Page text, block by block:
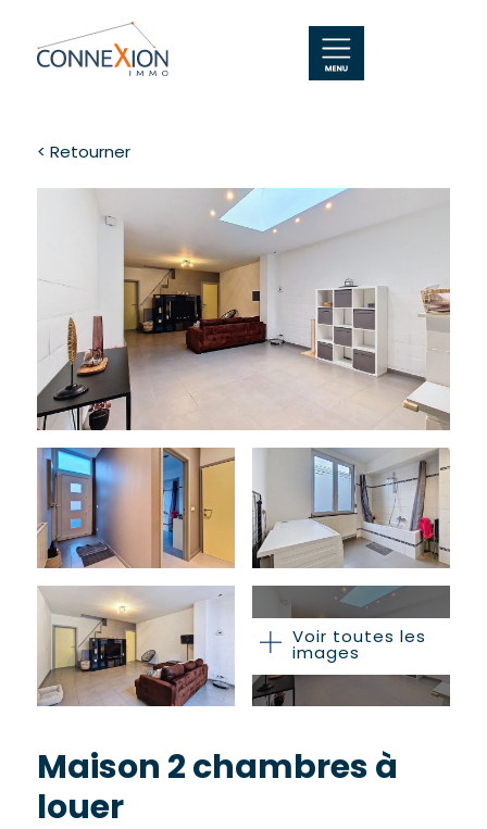
< Retourner
Voir toutes les
images
Maison 2 chambres à
louer